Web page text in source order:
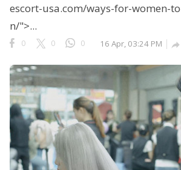
escort-usa.com/ways-for-women-
n/">...
0 0 0 16 Apr, 03:24 PM 